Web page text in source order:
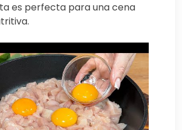
es perfecta para una cena